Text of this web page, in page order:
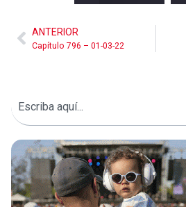
ANTERIOR
Capítulo 796 – 01-03-22